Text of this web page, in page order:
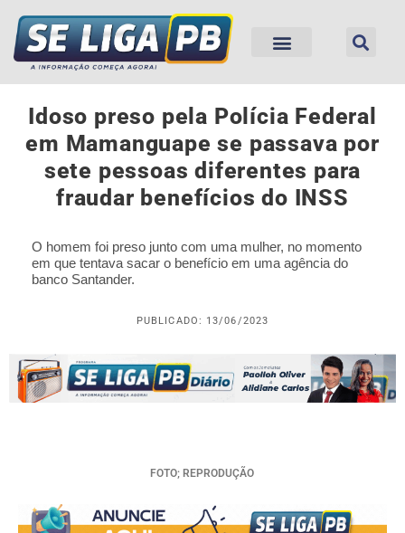
Idoso preso pela Polícia Federal
em Mamanguape se passava por
sete pessoas diferentes para
fraudar benefícios do INSS
O homem foi preso junto com uma mulher, no momento
em que tentava sacar o benefício em uma agência do
banco Santander.
PUBLICADO: 13/06/2023
FOTO; REPRODUÇÃO